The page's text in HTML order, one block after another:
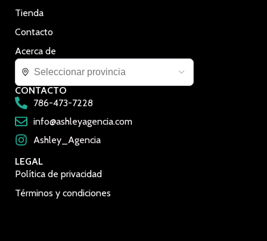
Tienda
Contacto
Acerca de
CONTACTO
786-473-7228
info@ashleyagencia.com
Ashley_Agencia
LEGAL
Política de privacidad
Términos y condiciones